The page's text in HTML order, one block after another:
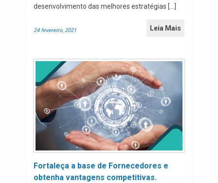
desenvolvimento das melhores estratégias […]
24 fevereiro, 2021 Leia Mais
Fortaleça a base de Fornecedores e
obtenha vantagens competitivas.